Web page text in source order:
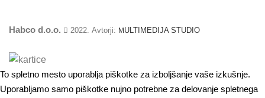
Habco d.o.o. 2022. Avtorji: MULTIMEDIJA STUDIO
To spletno mesto uporablja piškotke za izboljšanje vaše izkušnje.
Uporabljamo samo piškotke nujno potrebne za delovanje spletnega